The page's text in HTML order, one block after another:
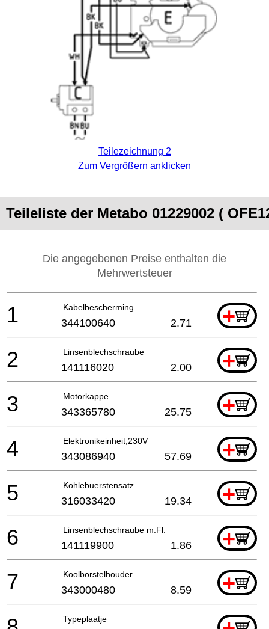
Teilezeichnung 2
Zum Vergrößern anklicken
Teileliste der Metabo 01229002 (
Die angegebenen Preise enthalten die
Mehrwertsteuer
Kabelbescherming +
1 344100640 2.71
Linsenblechschraube +
2 141116020 2.00
Motorkappe +
3 343365780 25.75
Elektronikeinheit,230V +
4 343086940 57.69
Kohlebuerstensatz +
5 316033420 19.34
Linsenblechschraube m.Fl. +
6 141119900 1.86
Koolborstelhouder +
7 343000480 8.59
Typeplaatje